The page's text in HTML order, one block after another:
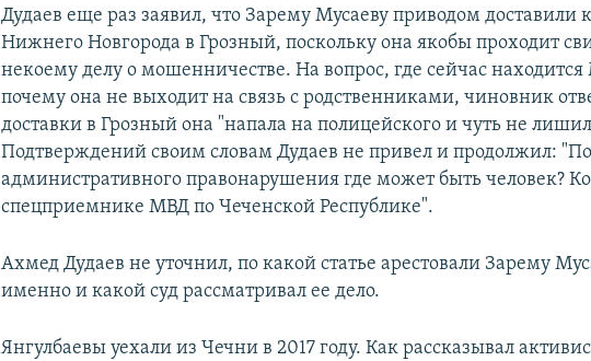
Дудаев еще раз заявил, что Зарему Мусаеву приводом доставили
Нижнего Новгорода в Грозный, поскольку она якобы проходит
некоему делу о мошенничестве. На вопрос, где сейчас находится
почему она не выходит на связь с родственниками, чиновник
доставки в Грозный она "напала на полицейского и чуть не
Подтверждений своим словам Дудаев не привел и продолжил:
административного правонарушения где может быть человек?
спецприемнике МВД по Чеченской Республике".
Ахмед Дудаев не уточнил, по какой статье арестовали Зарему
именно и какой суд рассматривал ее дело.
Янгулбаевы уехали из Чечни в 2017 году. Как рассказывал